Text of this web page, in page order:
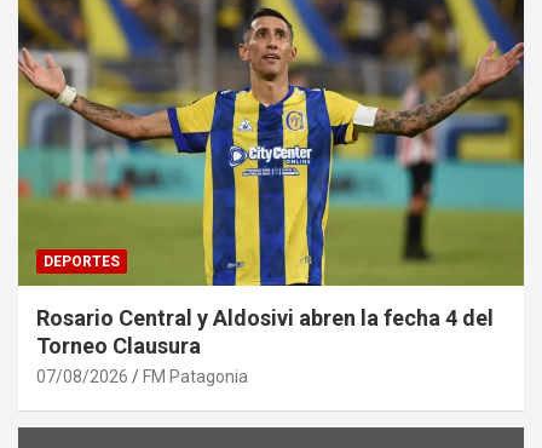
DEPORTES
Rosario Central y Aldosivi abren la fecha 4 del
Torneo Clausura
07/08/2026 FM Patagonia